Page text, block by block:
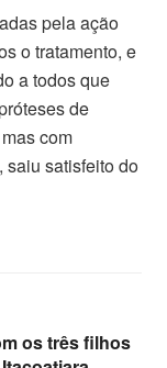
pela ação
o tratamento, e
a todos que
de
com
saiu satisfeito do
os três filhos